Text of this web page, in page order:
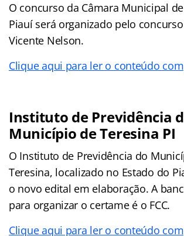
O concurso da Câmara Municipal
Piauí será organizado pelo
Vicente Nelson.
Clique aqui para ler o conteúdo
Instituto de Previdência
Município de Teresina PI
O Instituto de Previdência do
Teresina, localizado no Estado do
o novo edital em elaboração. A
para organizar o certame é o FCC.
Clique aqui para ler o conteúdo